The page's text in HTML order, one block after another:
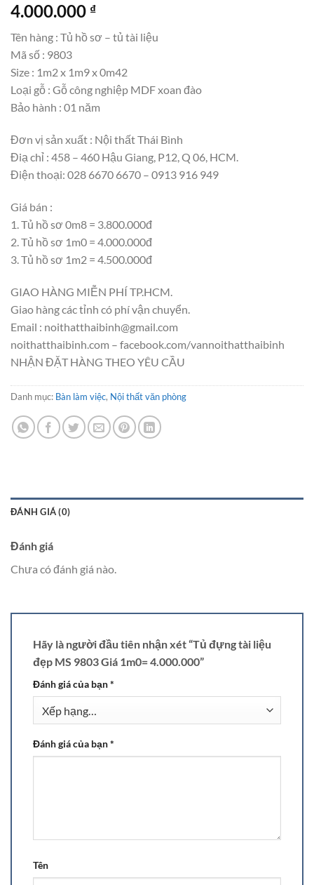
4.000.000 ₫
Tên hàng : Tủ hồ sơ – tủ tài liệu
Mã số : 9803
Size : 1m2 x 1m9 x 0m42
Loại gỗ : Gỗ công nghiệp MDF xoan đào
Bảo hành : 01 năm
Đơn vị sản xuất : Nội thất Thái Bình
Điạ chỉ : 458 – 460 Hậu Giang, P12, Q 06, HCM.
Điện thoại: 028 6670 6670 – 0913 916 949
Giá bán :
1. Tủ hồ sơ 0m8 = 3.800.000đ
2. Tủ hồ sơ 1m0 = 4.000.000đ
3. Tủ hồ sơ 1m2 = 4.500.000đ
GIAO HÀNG MIỄN PHÍ TP.HCM.
Giao hàng các tỉnh có phí vận chuyển.
Email : noithatthaibinh@gmail.com
noithatthaibinh.com – facebook.com/vannoithatthaibinh
NHẬN ĐẶT HÀNG THEO YÊU CẦU
Danh mục: Bàn làm việc, Nội thất văn phòng
ĐÁNH GIÁ (0)
Đánh giá
Chưa có đánh giá nào.
Hãy là người đầu tiên nhận xét “Tủ đựng tài liệu
đẹp MS 9803 Giá 1m0= 4.000.000”
Đánh giá của bạn*
Đánh giá của bạn*
Tên